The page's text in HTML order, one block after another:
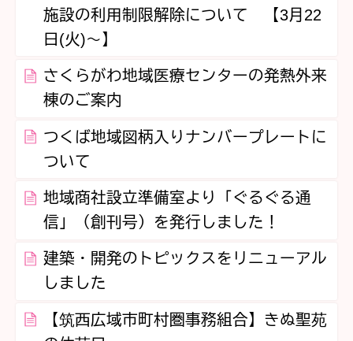
施設の利用制限解除について 【3月22
日(火)～】
さくらがわ地域医療センターの発熱外来
棟のご案内
つくば地域図柄入りナンバープレートに
ついて
地域商社設立準備室より「ぐるぐる通
信」（創刊号）を発行しました！
建築・開発のトピックスをリニューアル
しました
【筑西広域市町村圏事務組合】きぬ聖苑